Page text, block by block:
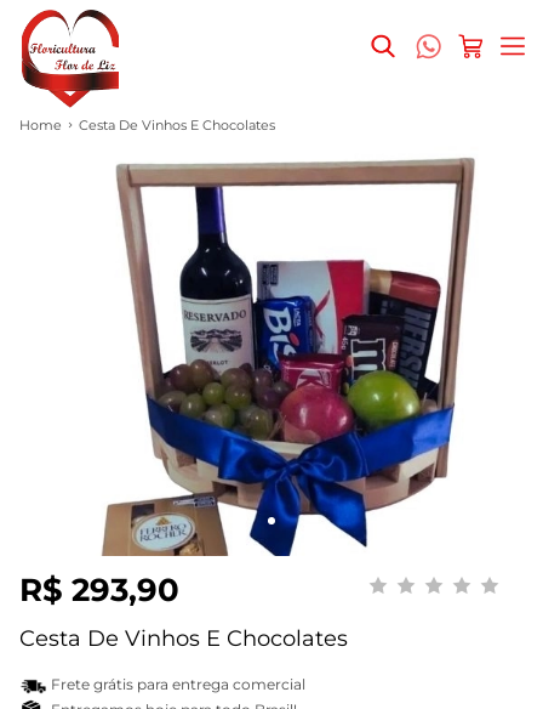
Home Cesta De Vinhos E Chocolates
R$ 293,90
Cesta De Vinhos E Chocolates
Frete grátis para entrega comercial